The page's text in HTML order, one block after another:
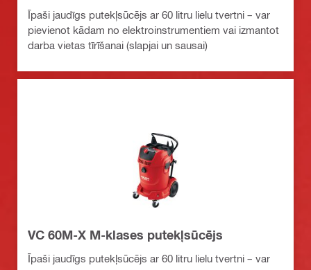
Īpaši jaudīgs putekļsūcējs ar 60 litru lielu tvertni – var
pievienot kādam no elektroinstrumentiem vai izmantot
darba vietas tīrīšanai (slapjai un sausai)
VC 60M-X M-klases putekļsūcējs
Īpaši jaudīgs putekļsūcējs ar 60 litru lielu tvertni – var